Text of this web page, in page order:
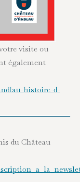
visite ou
également
histoire-d-
du Château